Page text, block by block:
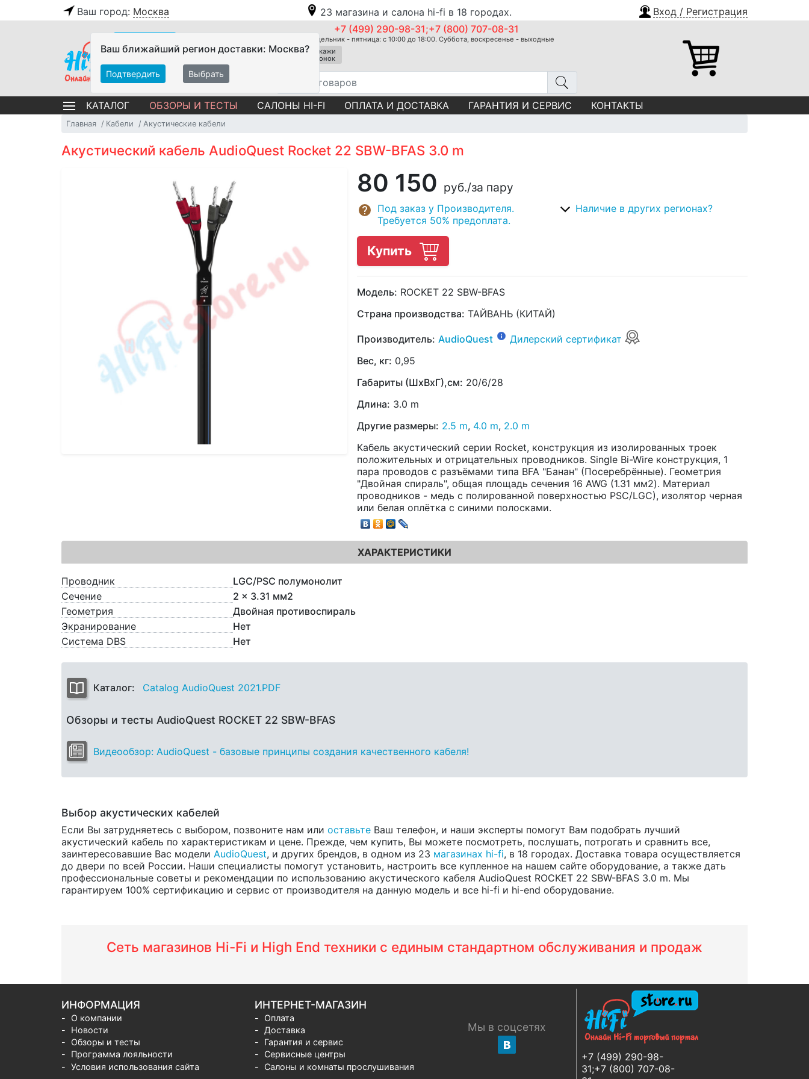
Ваш город: Москва 23 магазина и салона hi-fi в 18 городах. Вход / Регистрация
Ваш ближайший регион доставки: Москва?
Подтвердить Выбрать
+7 (499) 290-98-31;+7 (800) 707-08-31
Понедельник - пятница: с 10:00 до 18:00. Суббота, воскресенье - выходные
Закажи
звонок
КАТАЛОГ ОБЗОРЫ И ТЕСТЫ САЛОНЫ HI-FI ОПЛАТА И ДОСТАВКА ГАРАНТИЯ И СЕРВИС КОНТАКТЫ
Главная Кабели Акустические кабели
Акустический кабель AudioQuest Rocket 22 SBW-BFAS 3.0 m
80 150 руб./за пару
Под заказ у Производителя.
Требуется 50% предоплата.
Наличие в других регионах?
Купить
Модель: ROCKET 22 SBW-BFAS
Страна производства: ТАЙВАНЬ (КИТАЙ)
Производитель: AudioQuest
Дилерский сертификат
Вес, кг: 0,95
Габариты (ШхВхГ),см: 20/6/28
Длина: 3.0 m
Другие размеры: 2.5 m, 4.0 m, 2.0 m
Кабель акустический серии Rocket, конструкция из изолированных троек
положительных и отрицательных проводников. Single Bi-Wire конструкция, 1
пара проводов с разъёмами типа BFA "Банан" (Посеребрённые). Геометрия
"Двойная спираль", общая площадь сечения 16 AWG (1.31 мм2). Материал
проводников - медь с полированной поверхностью PSC/LGC), изолятор черная
или белая оплётка с синими полосками.
ХАРАКТЕРИСТИКИ
Проводник
LGC/PSC полумонолит
Сечение
2 x 3.31 мм2
Геометрия
Двойная противоспираль
Экранирование
Нет
Система DBS
Нет
Каталог: Catalog AudioQuest 2021.PDF
Обзоры и тесты AudioQuest ROCKET 22 SBW-BFAS
Видеообзор: AudioQuest - базовые принципы создания качественного кабеля!
Выбор акустических кабелей
Если Вы затрудняетесь с выбором, позвоните нам или оставьте Ваш телефон, и наши эксперты помогут Вам подобрать лучший
акустический кабель по характеристикам и цене. Прежде, чем купить, Вы можете посмотреть, послушать, потрогать и сравнить все,
заинтересовавшие Вас модели AudioQuest, и других брендов, в одном из 23 магазинах hi-fi, в 18 городах. Доставка товара осуществляется
до двери по всей России. Наши специалисты помогут установить, настроить все купленное на нашем сайте оборудование, а также дать
профессиональные советы и рекомендации по использованию акустического кабеля AudioQuest ROCKET 22 SBW-BFAS 3.0 m. Мы
гарантируем 100% сертификацию и сервис от производителя на данную модель и все hi-fi и hi-end оборудование.
Сеть магазинов Hi-Fi и High End техники с единым стандартном обслуживания и продаж
+7 (499) 290-98-
31;+7 (800) 707-08-
ИНФОРМАЦИЯ
О компании
Новости
Обзоры и тесты
Программа лояльности
Условия использования сайта
ИНТЕРНЕТ-МАГАЗИН
Оплата
Доставка
Гарантия и сервис
Сервисные центры
Салоны и комнаты прослушивания
Мы в соцсетях